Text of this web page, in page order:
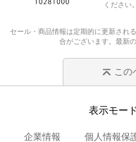
ください。
セール・商品情報は定期的に更新され
合がございます。最新
この
表示モード
企業情報 個人情報保